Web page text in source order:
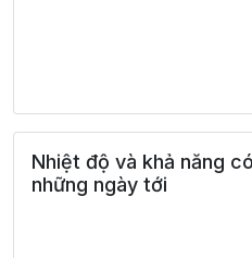
Nhiệt độ và khả năng
những ngày tới